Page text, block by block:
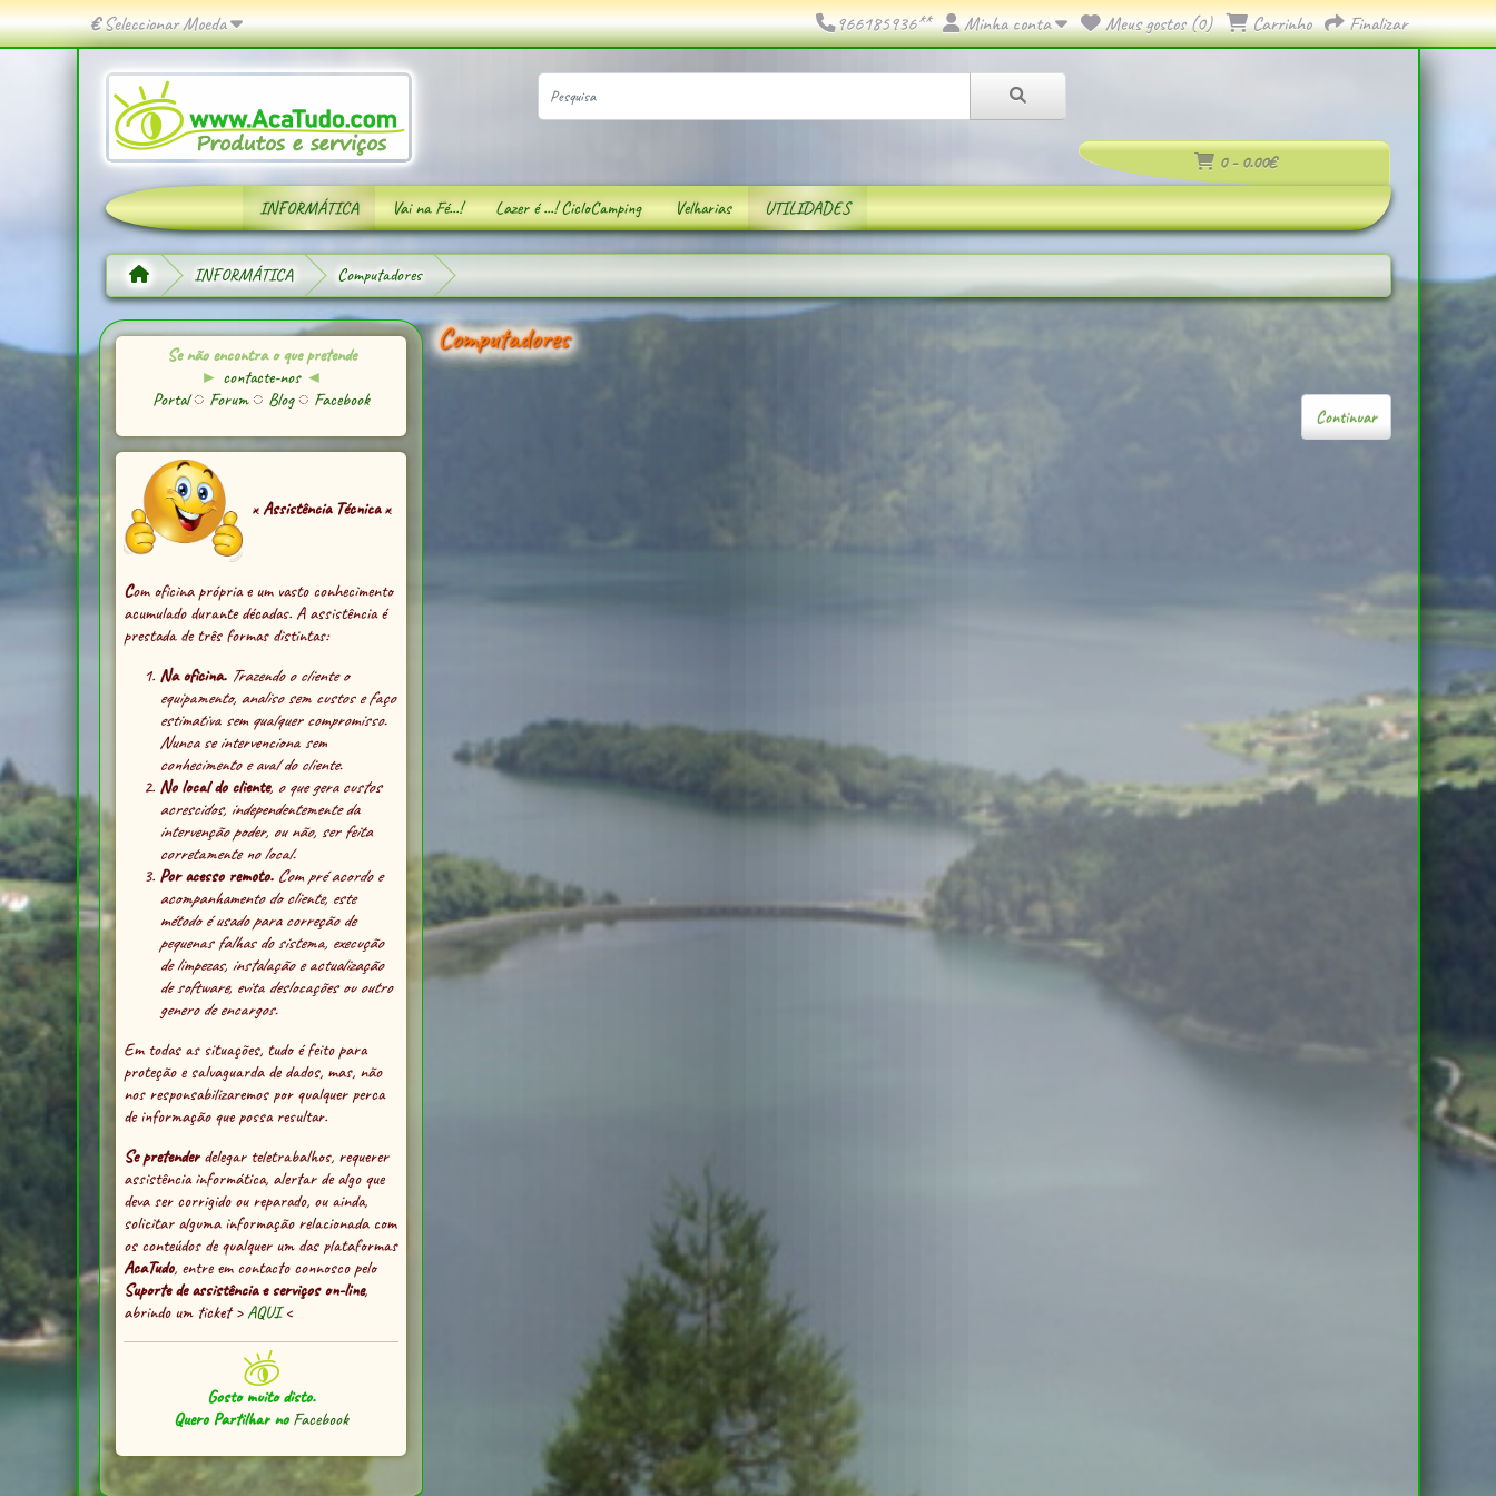
€Seleccionar Moeda 966185936** Minha conta Meus gostos (0) Carrinho Finalizar
0 - 0.00€
INFORMÁTICA Vai na Fé...! Lazer é ...! CicloCamping Velharias UTILIDADES
INFORMÁTICA Computadores
Se não encontra o que pretende
► contacte-nos ◄
Portal◌ Forum◌ Blog◌ Facebook
ӿAssistência Técnicaӿ
Com oficina própria e um vasto conhecimento
acumulado durante décadas. A assistência é
prestada de três formas distintas:
Na oficina. Trazendo o cliente o
equipamento, analiso sem custos e faço
estimativa sem qualquer compromisso.
Nunca se intervenciona sem
conhecimento e aval do cliente.
No local do cliente, o que gera custos
acrescidos, independentemente da
intervenção poder, ou não, ser feita
corretamente no local.
Por acesso remoto.Com pré acordo e
acompanhamento do cliente, este
método é usado para correção de
pequenas falhas do sistema, execução
de limpezas, instalação e actualização
de software, evita deslocações ou outro
genero de encargos.
Em todas as situações, tudo é feito para
proteção e salvaguarda de dados, mas, não
nos responsabilizaremos por qualquer perca
de informação que possa resultar.
Se pretender delegar teletrabalhos, requerer
assistência informática, alertar de algo que
deva ser corrigido ou reparado, ou ainda,
solicitar alguma informação relacionada com
os conteúdos de qualquer um das plataformas
AcaTudo, entre em contacto connosco pelo
Suporte de assistência e serviços on-line,
abrindo um ticket >AQUI<
Gosto muito disto.
Quero Partilhar no Facebook
Computadores
Continuar